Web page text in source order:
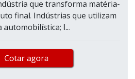
que transforma matéria-
final. Indústrias que utilizam
I...
Cotar agora